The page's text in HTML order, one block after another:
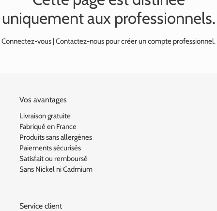
uniquement aux professionnels.
Connectez-vous Contactez-nous pour créer un compte professionnel.
Vos avantages
Livraison gratuite
Fabriqué en France
Produits sans allergènes
Paiements sécurisés
Satisfait ou remboursé
Sans Nickel ni Cadmium
Service client